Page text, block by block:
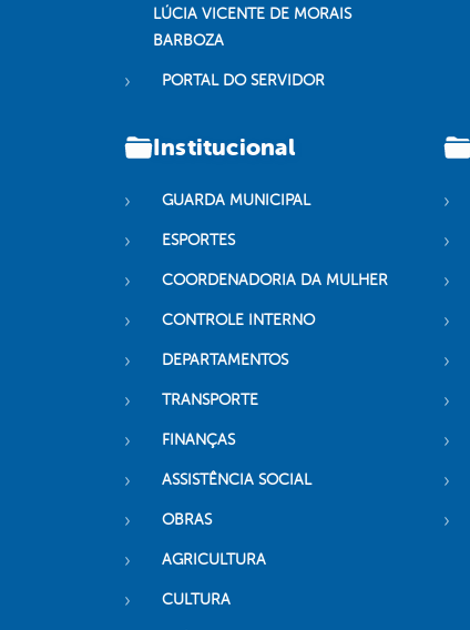
LÚCIA VICENTE DE MORAIS
BARBOZA
PORTAL DO SERVIDOR
Institucional
GUARDA MUNICIPAL
ESPORTES
COORDENADORIA DA MULHER
CONTROLE INTERNO
DEPARTAMENTOS
TRANSPORTE
FINANÇAS
ASSISTÊNCIA SOCIAL
OBRAS
AGRICULTURA
CULTURA